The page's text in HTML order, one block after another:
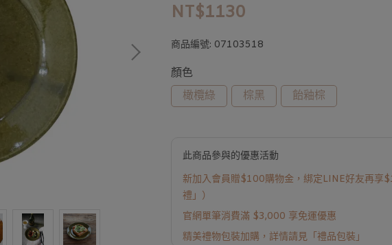
NT$1130
商品編號: 07103518
顏色
橄欖綠
棕黑 飴釉棕
此商品參與的優惠活動
新加入會員贈$100購物金，綁定LINE好友再享
禮」）
官網單筆消費滿 $3,000 享免運優惠
精美禮物包裝加購，詳情請見「禮品包裝」